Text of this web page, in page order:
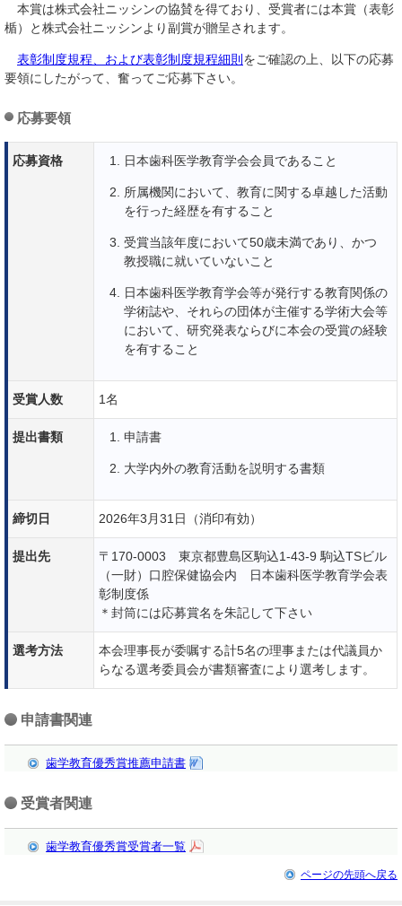
本賞は株式会社ニッシンの協賛を得ており、受賞者には本賞（表彰
楯）と株式会社ニッシンより副賞が贈呈されます。
表彰制度規程、および表彰制度規程細則 をご確認の上、以下の応募
要領にしたがって、奮ってご応募下さい。
応募要領
応募資格 日本歯科医学教育学会会員であること
所属機関において、教育に関する卓越した活動
を行った経歴を有すること
受賞当該年度において50歳未満であり、かつ
教授職に就いていないこと
日本歯科医学教育学会等が発行する教育関係の
学術誌や、それらの団体が主催する学術大会等
において、研究発表ならびに本会の受賞の経験
を有すること
受賞人数 1名
提出書類 申請書
大学内外の教育活動を説明する書類
締切日 2026年3月31日（消印有効）
提出先
〒170-0003 東京都豊島区駒込1-43-9 駒込TSビル
（一財）口腔保健協会内 日本歯科医学教育学会表
彰制度係
＊封筒には応募賞名を朱記して下さい
選考方法
本会理事長が委嘱する計5名の理事または代議員か
らなる選考委員会が書類審査により選考します。
申請書関連
歯学教育優秀賞推薦申請書
受賞者関連
歯学教育優秀賞受賞者一覧
ページの先頭へ戻る